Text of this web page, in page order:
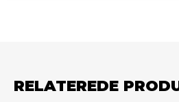
RELATEREDE